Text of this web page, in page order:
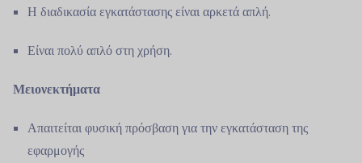
Η διαδικασία εγκατάστασης είναι αρκετά απλή.
Είναι πολύ απλό στη χρήση.
Μειονεκτήματα
Απαιτείται φυσική πρόσβαση για την εγκατάσταση της
εφαρμογής